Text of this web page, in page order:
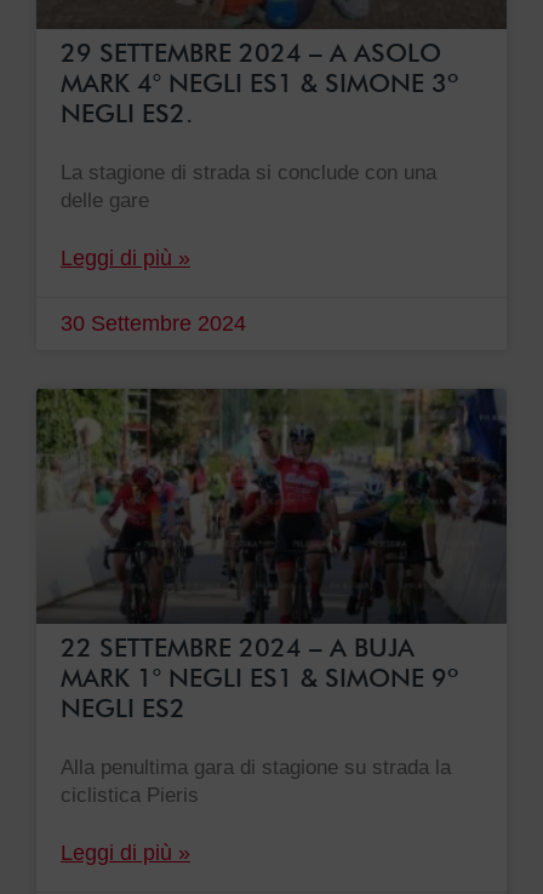
29 SETTEMBRE 2024 – A ASOLO
MARK 4° NEGLI ES1 & SIMONE 3º
NEGLI ES2.
La stagione di strada si conclude con una
delle gare
Leggi di più »
30 Settembre 2024
22 SETTEMBRE 2024 – A BUJA
MARK 1° NEGLI ES1 & SIMONE 9º
NEGLI ES2
Alla penultima gara di stagione su strada la
ciclistica Pieris
Leggi di più »